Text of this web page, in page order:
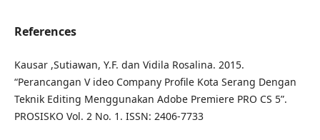
References
Kausar ,Sutiawan, Y.F. dan Vidila Rosalina. 2015.
“Perancangan V ideo Company Profile Kota Serang Dengan
Teknik Editing Menggunakan Adobe Premiere PRO CS 5”.
PROSISKO Vol. 2 No. 1. ISSN: 2406-7733